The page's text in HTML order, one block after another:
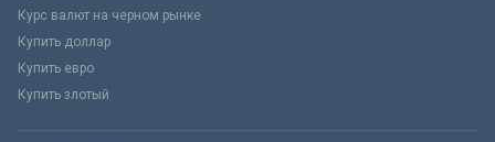
Курс валют на черном рынке
Купить доллар
Купить евро
Купить злотый